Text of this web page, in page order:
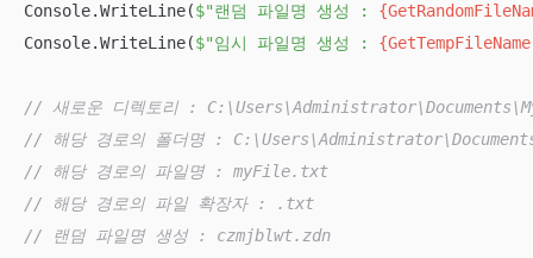
Console.WriteLine($"랜덤 파일명 생성 :
Console.WriteLine($"임시 파일명 생성 :
// 새로운 디렉토리 :
// 해당 경로의 폴더명 :
// 해당 경로의 파일명 : myFile.txt
// 해당 경로의 파일 확장자 : .txt
// 랜덤 파일명 생성 : czmjblwt.zdn